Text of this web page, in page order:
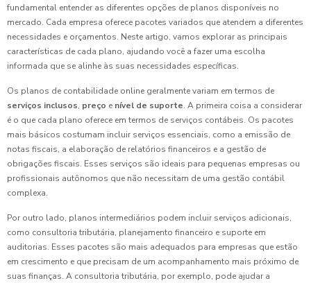
fundamental entender as diferentes opções de planos disponíveis no
mercado. Cada empresa oferece pacotes variados que atendem a diferentes
necessidades e orçamentos. Neste artigo, vamos explorar as principais
características de cada plano, ajudando você a fazer uma escolha
informada que se alinhe às suas necessidades específicas.
Os planos de contabilidade online geralmente variam em termos de
serviços inclusos, preço e nível de suporte. A primeira coisa a considerar
é o que cada plano oferece em termos de serviços contábeis. Os pacotes
mais básicos costumam incluir serviços essenciais, como a emissão de
notas fiscais, a elaboração de relatórios financeiros e a gestão de
obrigações fiscais. Esses serviços são ideais para pequenas empresas ou
profissionais autônomos que não necessitam de uma gestão contábil
complexa.
Por outro lado, planos intermediários podem incluir serviços adicionais,
como consultoria tributária, planejamento financeiro e suporte em
auditorias. Esses pacotes são mais adequados para empresas que estão
em crescimento e que precisam de um acompanhamento mais próximo de
suas finanças. A consultoria tributária, por exemplo, pode ajudar a